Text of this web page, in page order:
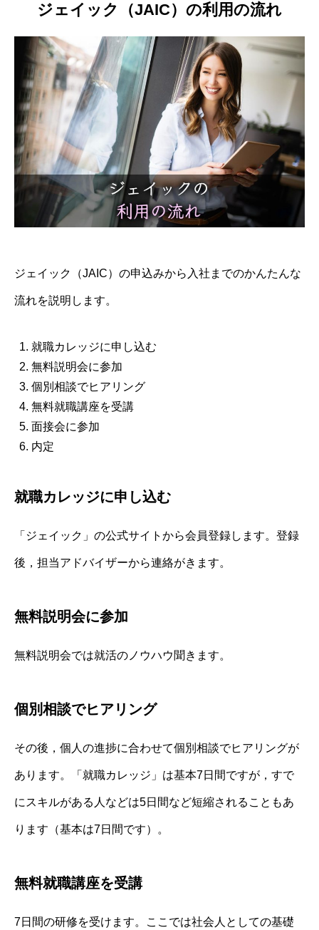
ジェイック（JAIC）の利用の流れ
ジェイック（JAIC）の申込みから入社までのかんたんな
流れを説明します。
就職カレッジに申し込む
無料説明会に参加
個別相談でヒアリング
無料就職講座を受講
面接会に参加
内定
就職カレッジに申し込む
「ジェイック」の公式サイトから会員登録します。登録
後，担当アドバイザーから連絡がきます。
無料説明会に参加
無料説明会では就活のノウハウ聞きます。
個別相談でヒアリング
その後，個人の進捗に合わせて個別相談でヒアリングが
あります。「就職カレッジ」は基本7日間ですが，すで
にスキルがある人などは5日間など短縮されることもあ
ります（基本は7日間です）。
無料就職講座を受講
7日間の研修を受けます。ここでは社会人としての基礎